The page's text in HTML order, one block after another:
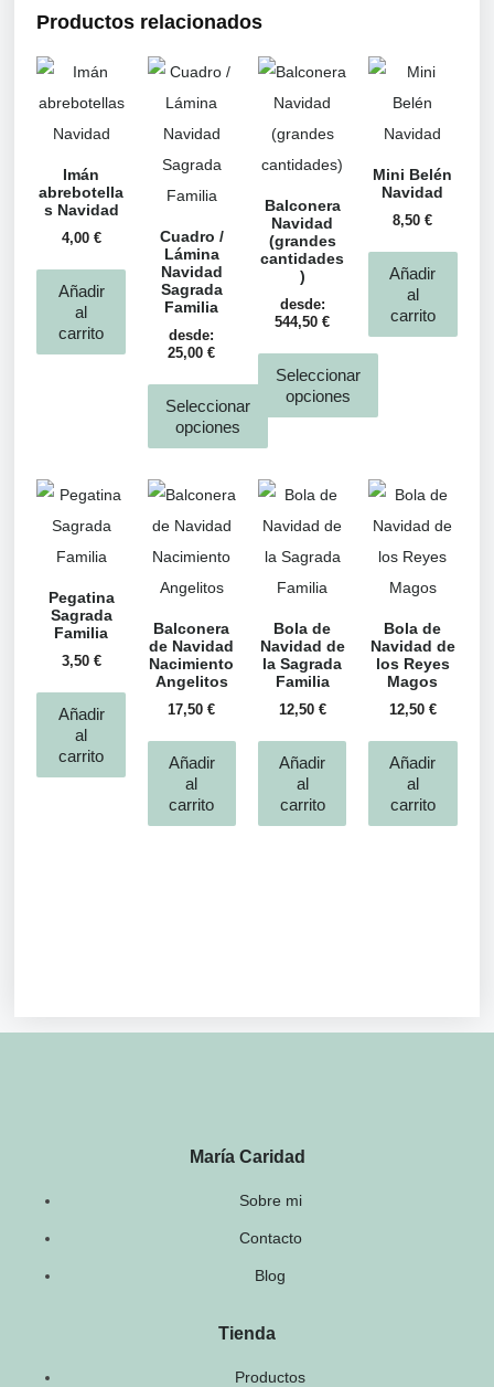
Productos relacionados
Imán
abrebotella
s Navidad
4,00 €
Añadir
al
carrito
Cuadro /
Lámina
Navidad
Sagrada
Familia
desde:
25,00€
Seleccionar
opciones
Balconera
Navidad
(grandes
cantidades
)
desde:
544,50€
Seleccionar
opciones
Mini Belén
Navidad
8,50€
Añadir
al
carrito
Pegatina
Sagrada
Familia
3,50 €
Añadir
al
carrito
Balconera
de Navidad
Nacimiento
Angelitos
17,50€
Añadir
al
carrito
Bola de
Navidad de
la Sagrada
Familia
12,50 €
Añadir
al
carrito
Bola de
Navidad de
los Reyes
Magos
12,50 €
Añadir
al
carrito
María Caridad
Sobre mi
Contacto
Blog
Tienda
Productos